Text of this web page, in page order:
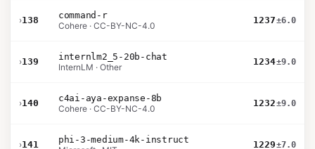
›138
command-r
Cohere · CC-BY-NC-4.0
1237±6.0
›139
internlm2_5-20b-chat
InternLM · Other
1234±9.0
›140
c4ai-aya-expanse-8b
Cohere · CC-BY-NC-4.0
1232±9.0
›141
phi-3-medium-4k-instruct
1229±7.0